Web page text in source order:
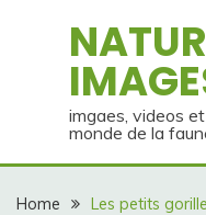
imgaes, videos
monde de la
Home Les petits